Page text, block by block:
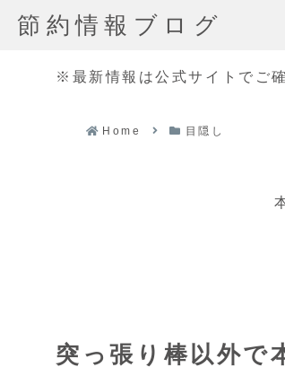
節約情報ブログ
※最新情報は公式サイトでご
Home 目隠し
突っ張り棒以外で